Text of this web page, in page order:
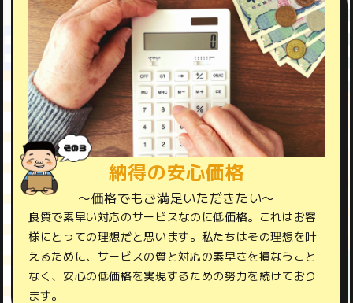
納得の安心価格
〜価格でもご満足いただきたい〜
良質で素早い対応のサービスなのに低価格。これはお客
様にとっての理想だと思います。私たちはその理想を叶
えるために、サービスの質と対応の素早さを損なうこと
なく、安心の低価格を実現するための努力を続けており
ます。